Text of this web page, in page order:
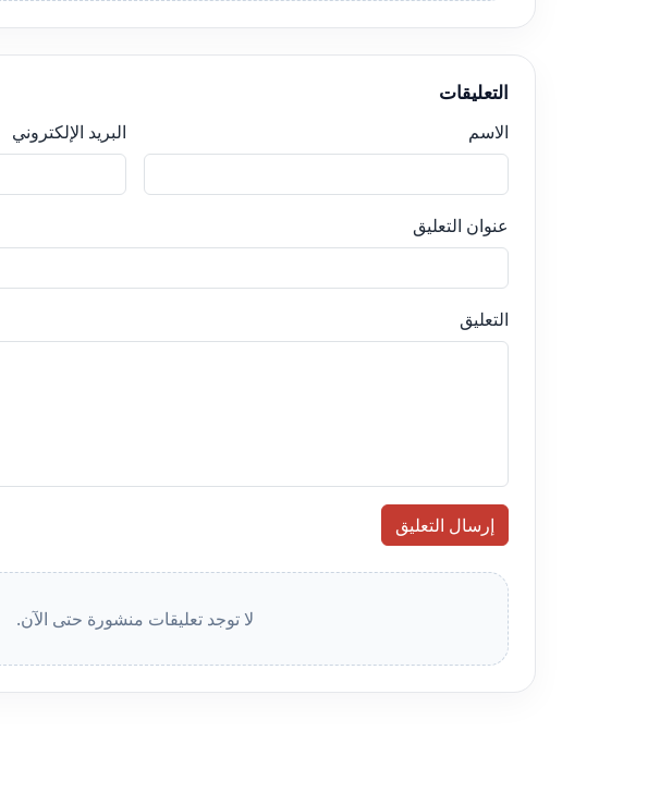
التعليقات
الاسم البريد الإلكتروني
عنوان التعليق
التعليق
إرسال التعليق
لا توجد تعليقات منشورة حتى الآن.